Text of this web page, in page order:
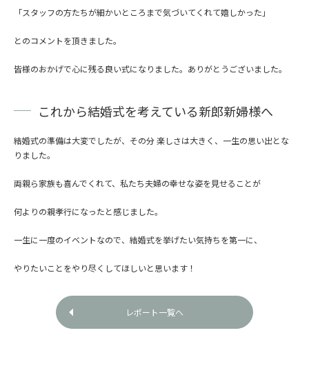
「スタッフの方たちが細かいところまで気づいてくれて嬉しかった」
とのコメントを頂きました。
皆様のおかげで心に残る良い式になりました。ありがとうございました。
これから結婚式を考えている新郎新婦様へ
結婚式の準備は大変でしたが、その分 楽しさは大きく、一生の思い出とな
りました。
両親ら家族も喜んでくれて、私たち夫婦の幸せな姿を見せることが
何よりの親孝行になったと感じました。
一生に一度のイベントなので、結婚式を挙げたい気持ちを第一に、
やりたいことをやり尽くしてほしいと思います！
レポート一覧へ